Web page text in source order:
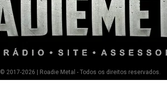
© 2017-2026 | Roadie Metal - Todos os direitos reservados.